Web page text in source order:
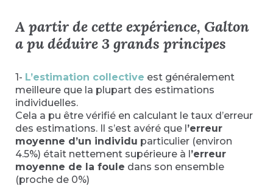
A partir de cette expérience, Galton
a pu déduire 3 grands principes
1- L’estimation collective est généralement
meilleure que la plupart des estimations
individuelles.
Cela a pu être vérifié en calculant le taux d’erreur
des estimations. Il s’est avéré que l’erreur
moyenne d’un individu particulier (environ
4.5%) était nettement supérieure à l’erreur
moyenne de la foule dans son ensemble
(proche de 0%)